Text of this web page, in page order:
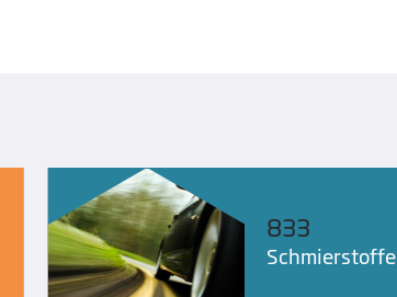
833
Schmier­stoffe